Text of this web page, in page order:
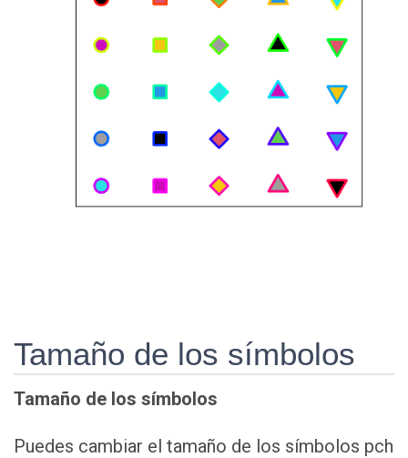
Tamaño de los símbolos
Tamaño de los símbolos
Puedes cambiar el tamaño de los símbolos pch